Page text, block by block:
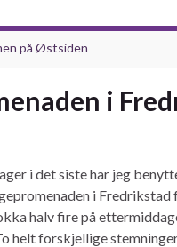
på Østsiden
i
i det siste har jeg
i
halv fire på
helt forskjellige